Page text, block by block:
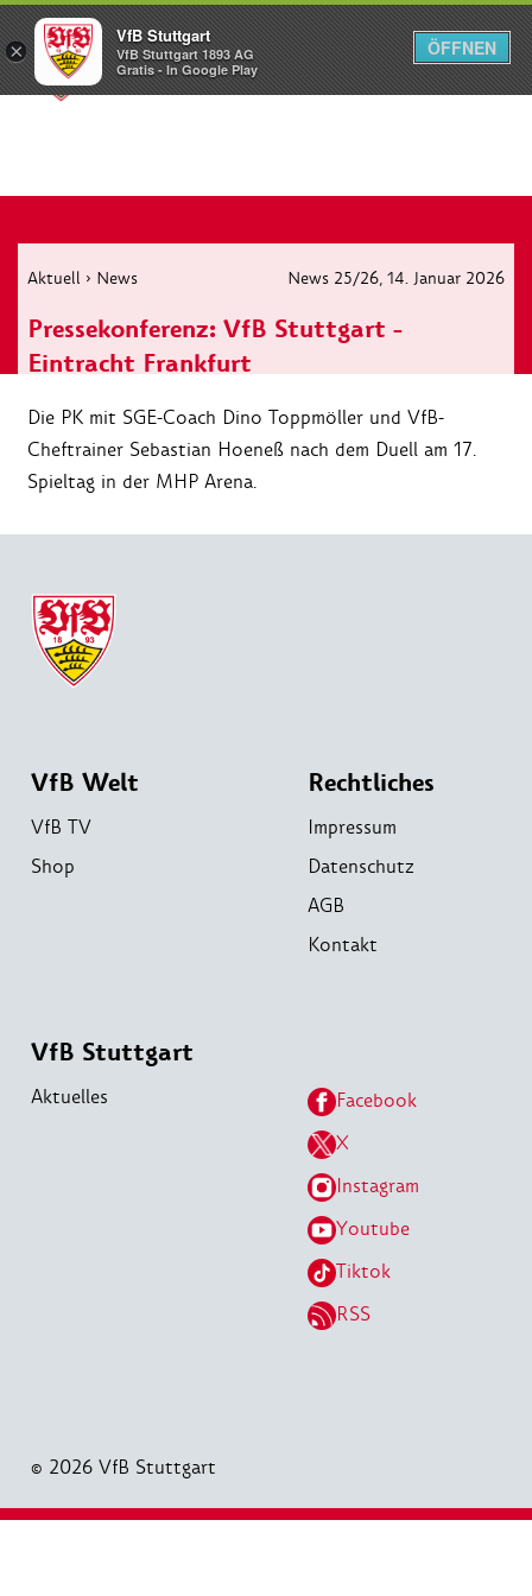
Menü
Aktuell › News News 25/26, 14. Januar 2026
Pressekonferenz: VfB Stuttgart -
Eintracht Frankfurt
Die PK mit SGE-Coach Dino Toppmöller und VfB-
Cheftrainer Sebastian Hoeneß nach dem Duell am 17.
Spieltag in der MHP Arena.
VfB Welt
VfB TV
Shop
Rechtliches
Impressum
Datenschutz
AGB
Kontakt
VfB Stuttgart
Aktuelles
Facebook
X
Instagram
Youtube
Tiktok
RSS
© 2026 VfB Stuttgart
×
VfB Stuttgart
VfB Stuttgart 1893 AG
Gratis - In Google Play
ÖFFNEN